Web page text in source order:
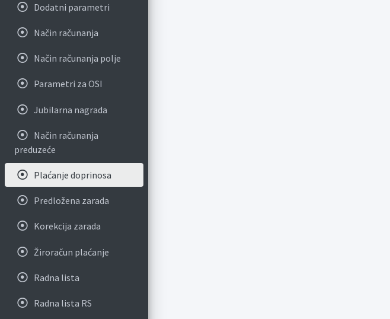
Dodatni parametri
Način računanja
Način računanja polje
Parametri za OSI
Jubilarna nagrada
Način računanja
preduzeće
Plaćanje doprinosa
Predložena zarada
Korekcija zarada
Žiroračun plaćanje
Radna lista
Radna lista RS